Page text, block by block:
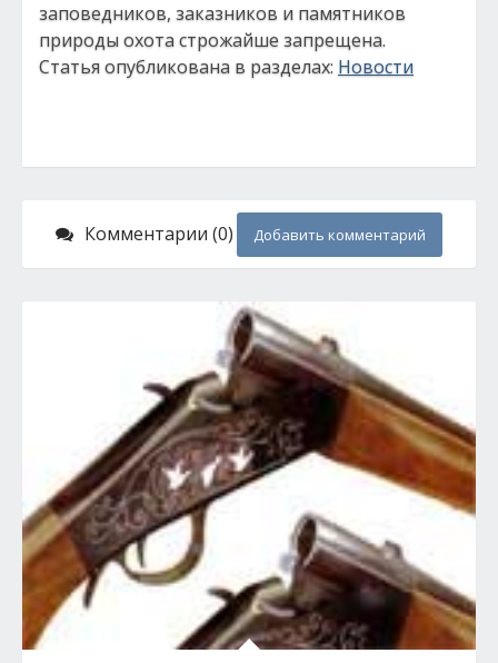
заповедников, заказников и памятников
природы охота строжайше запрещена.
Статья опубликована в разделах: Новости
Комментарии (0) Добавить комментарий